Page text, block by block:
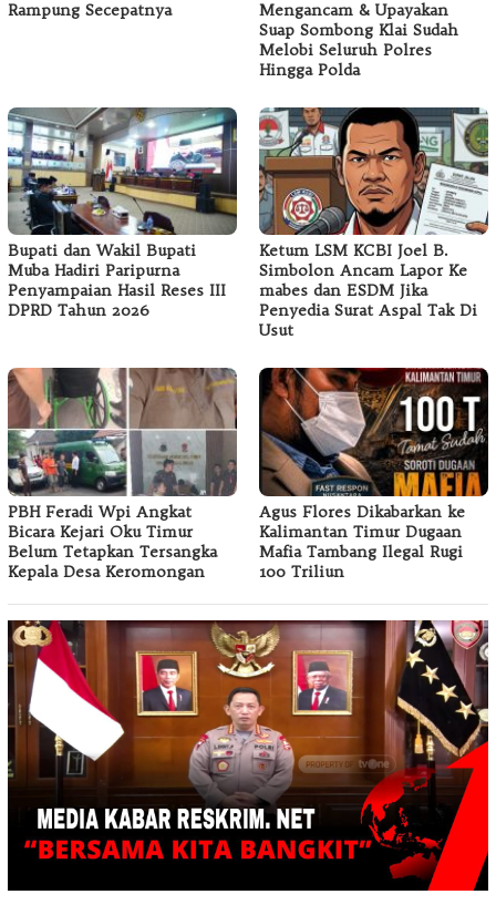
Rampung Secepatnya
Mengancam & Upayakan
Suap Sombong Klai Sudah
Melobi Seluruh Polres
Hingga Polda
Bupati dan Wakil Bupati
Muba Hadiri Paripurna
Penyampaian Hasil Reses III
DPRD Tahun 2026
Ketum LSM KCBI Joel B.
Simbolon Ancam Lapor Ke
mabes dan ESDM Jika
Penyedia Surat Aspal Tak Di
Usut
PBH Feradi Wpi Angkat
Bicara Kejari Oku Timur
Belum Tetapkan Tersangka
Kepala Desa Keromongan
Agus Flores Dikabarkan ke
Kalimantan Timur Dugaan
Mafia Tambang Ilegal Rugi
100 Triliun